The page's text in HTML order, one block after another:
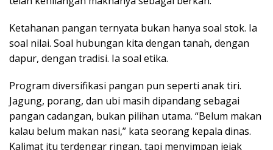
Ketahanan pangan ternyata bukan hanya soal stok. Ia
soal nilai. Soal hubungan kita dengan tanah, dengan
dapur, dengan tradisi. Ia soal etika.
Program diversifikasi pangan pun seperti anak tiri.
Jagung, porang, dan ubi masih dipandang sebagai
pangan cadangan, bukan pilihan utama. “Belum makan
kalau belum makan nasi,” kata seorang kepala dinas.
Kalimat itu terdengar ringan, tapi menyimpan jejak